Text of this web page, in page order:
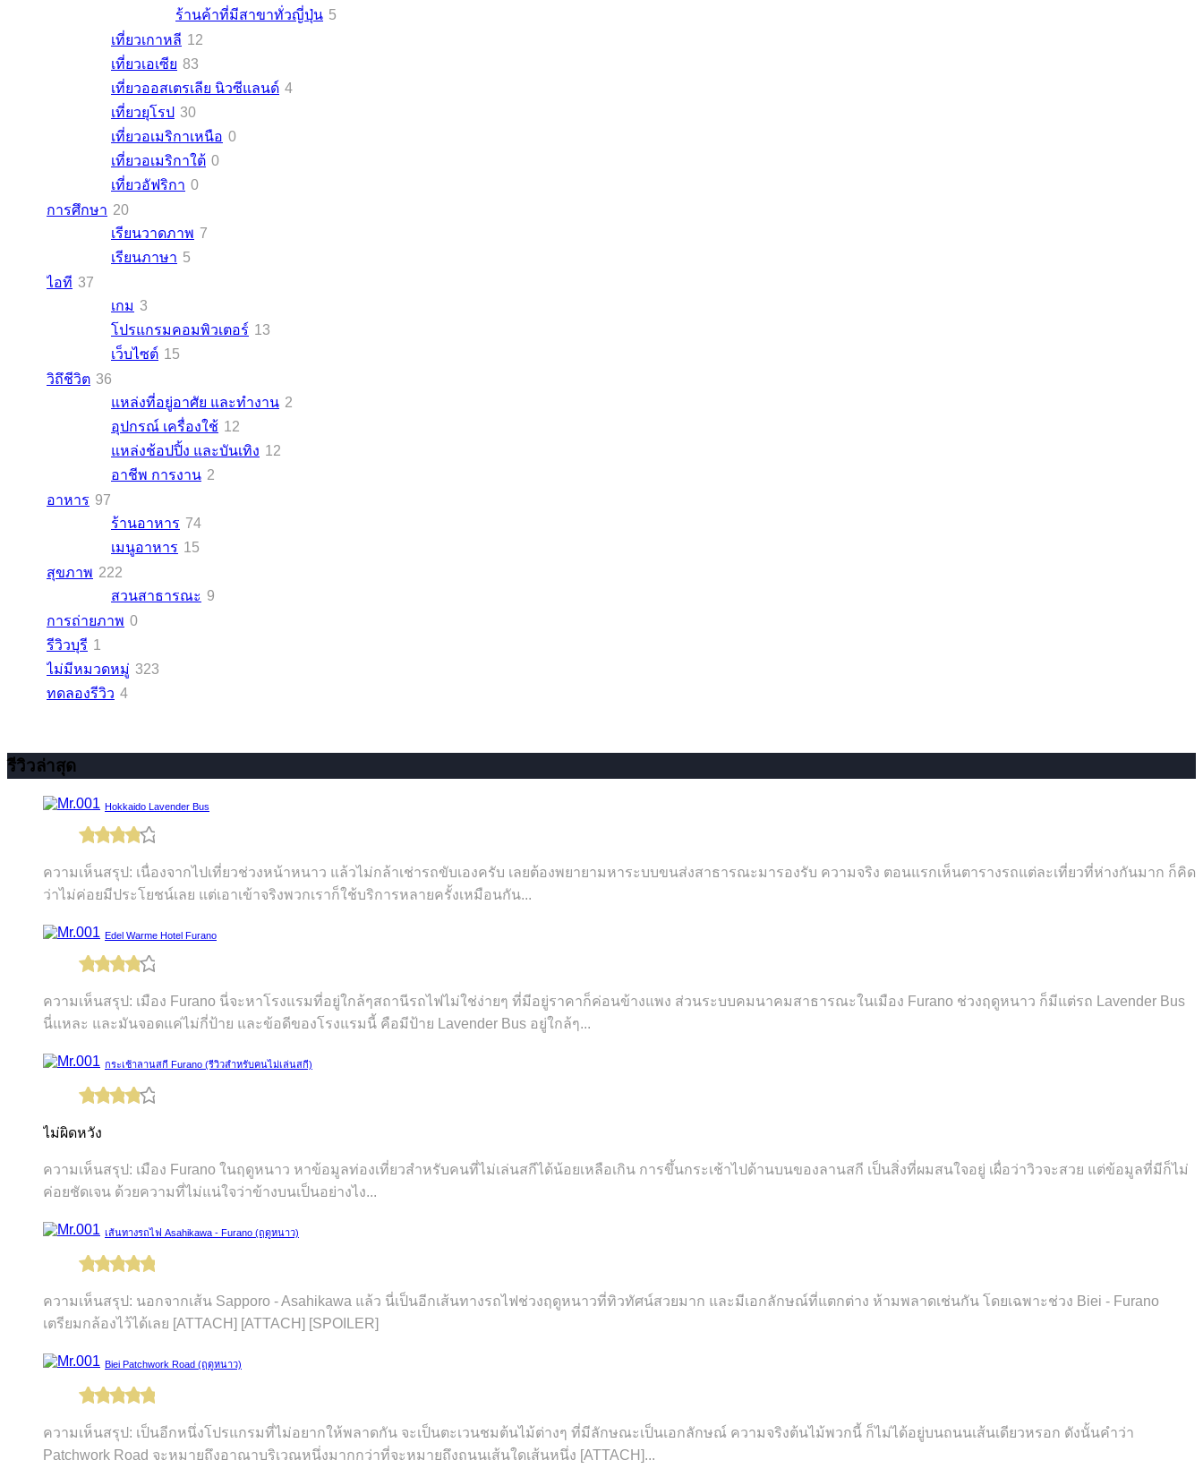
ร้านค้าที่มีสาขาทั่วญี่ปุ่น 5
เที่ยวเกาหลี 12
เที่ยวเอเซีย 83
เที่ยวออสเตรเลีย นิวซีแลนด์ 4
เที่ยวยุโรป 30
เที่ยวอเมริกาเหนือ 0
เที่ยวอเมริกาใต้ 0
เที่ยวอัฟริกา 0
การศึกษา 20
เรียนวาดภาพ 7
เรียนภาษา 5
ไอที 37
เกม 3
โปรแกรมคอมพิวเตอร์ 13
เว็บไซต์ 15
วิถึชีวิต 36
แหล่งที่อยู่อาศัย และทำงาน 2
อุปกรณ์ เครื่องใช้ 12
แหล่งช้อปปิ้ง และบันเทิง 12
อาชีพ การงาน 2
อาหาร 97
ร้านอาหาร 74
เมนูอาหาร 15
สุขภาพ 222
สวนสาธารณะ 9
การถ่ายภาพ 0
รีวิวบุรี 1
ไม่มีหมวดหมู่ 323
ทดลองรีวิว 4
รีวิวล่าสุด
Hokkaido Lavender Bus
ความเห็นสรุป: เนื่องจากไปเที่ยวช่วงหน้าหนาว แล้วไม่กล้าเช่ารถขับเองครับ เลยต้องพยายามหาระบบขนส่งสาธารณะมารองรับ ความจริง ตอนแรกเห็นตารางรถแต่ละเที่ยวที่ห่างกันมาก ก็คิด
ว่าไม่ค่อยมีประโยชน์เลย แต่เอาเข้าจริงพวกเราก็ใช้บริการหลายครั้งเหมือนกัน...
Edel Warme Hotel Furano
ความเห็นสรุป: เมือง Furano นี่จะหาโรงแรมที่อยู่ใกล้ๆสถานีรถไฟไม่ใช่ง่ายๆ ที่มีอยู่ราคาก็ค่อนข้างแพง ส่วนระบบคมนาคมสาธารณะในเมือง Furano ช่วงฤดูหนาว ก็มีแต่รถ Lavender Bus
นี่แหละ และมันจอดแค่ไม่กี่ป้าย และข้อดีของโรงแรมนี้ คือมีป้าย Lavender Bus อยู่ใกล้ๆ...
กระเช้าลานสกี Furano (รีวิวสำหรับคนไม่เล่นสกี)
ไม่ผิดหวัง
ความเห็นสรุป: เมือง Furano ในฤดูหนาว หาข้อมูลท่องเที่ยวสำหรับคนที่ไม่เล่นสกีได้น้อยเหลือเกิน การขึ้นกระเช้าไปด้านบนของลานสกี เป็นสิ่งที่ผมสนใจอยู่ เผื่อว่าวิวจะสวย แต่ข้อมูลที่มีก็ไม่
ค่อยชัดเจน ด้วยความที่ไม่แน่ใจว่าข้างบนเป็นอย่างไง...
เส้นทางรถไฟ Asahikawa - Furano (ฤดูหนาว)
ความเห็นสรุป: นอกจากเส้น Sapporo - Asahikawa แล้ว นี่เป็นอีกเส้นทางรถไฟช่วงฤดูหนาวที่ทิวทัศน์สวยมาก และมีเอกลักษณ์ที่แตกต่าง ห้ามพลาดเช่นกัน โดยเฉพาะช่วง Biei - Furano
เตรียมกล้องไว้ได้เลย [ATTACH] [ATTACH] [SPOILER]
Biei Patchwork Road (ฤดูหนาว)
ความเห็นสรุป: เป็นอีกหนึ่งโปรแกรมที่ไม่อยากให้พลาดกัน จะเป็นตะเวนชมต้นไม้ต่างๆ ที่มีลักษณะเป็นเอกลักษณ์ ความจริงต้นไม้พวกนี้ ก็ไม่ได้อยู่บนถนนเส้นเดียวหรอก ดังนั้นคำว่า
Patchwork Road จะหมายถึงอาณาบริเวณหนึ่งมากกว่าที่จะหมายถึงถนนเส้นใดเส้นหนึ่ง [ATTACH]...